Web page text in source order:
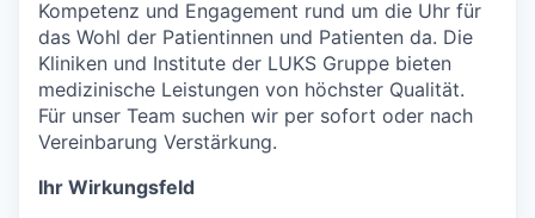
Kompetenz und Engagement rund um die Uhr für
das Wohl der Patientinnen und Patienten da. Die
Kliniken und Institute der LUKS Gruppe bieten
medizinische Leistungen von höchster Qualität.
Für unser Team suchen wir per sofort oder nach
Vereinbarung Verstärkung.
Ihr Wirkungsfeld